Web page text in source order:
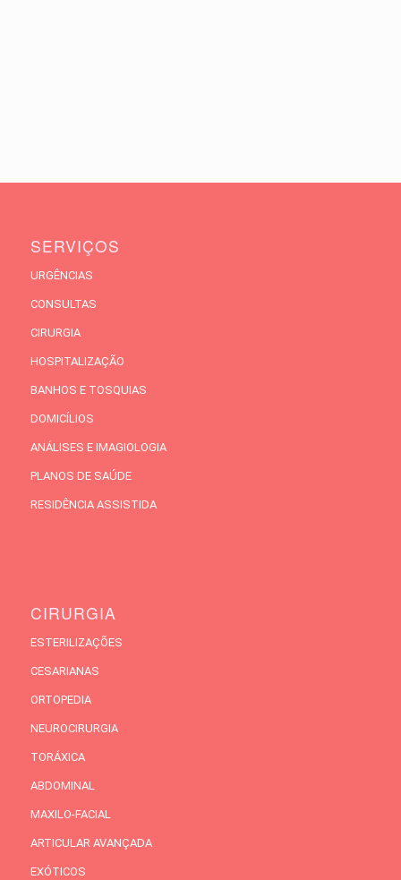
SERVIÇOS
URGÊNCIAS
CONSULTAS
CIRURGIA
HOSPITALIZAÇÃO
BANHOS E TOSQUIAS
DOMICÍLIOS
ANÁLISES E IMAGIOLOGIA
PLANOS DE SAÚDE
RESIDÊNCIA ASSISTIDA
CIRURGIA
ESTERILIZAÇÕES
CESARIANAS
ORTOPEDIA
NEUROCIRURGIA
TORÁXICA
ABDOMINAL
MAXILO-FACIAL
ARTICULAR AVANÇADA
EXÓTICOS